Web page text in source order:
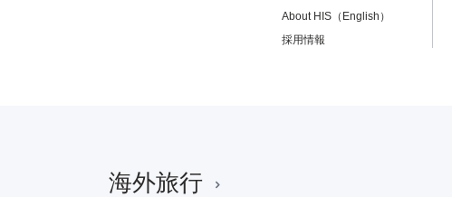
About HIS（English）
採用情報
海外旅行